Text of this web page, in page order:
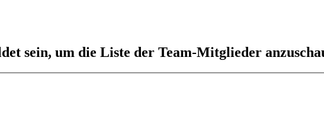
sein, um die Liste der Team-Mitglieder